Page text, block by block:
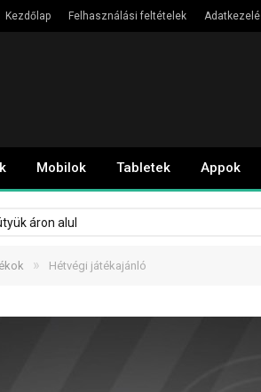
Kezdőlap Felhasználási feltételek
Mobilok Tabletek Appok
áron alul
» Hétvégi játékajánló